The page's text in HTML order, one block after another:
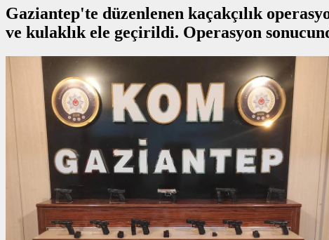
Gaziantep'te düzenlenen kaçakçılık
ve kulaklık ele geçirildi. Operasyon